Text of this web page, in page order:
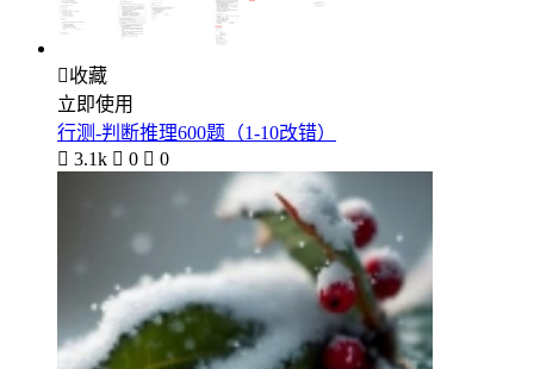
收藏
立即使用
行测-判断推理600题（1-10改错）
 3.1k  0  0